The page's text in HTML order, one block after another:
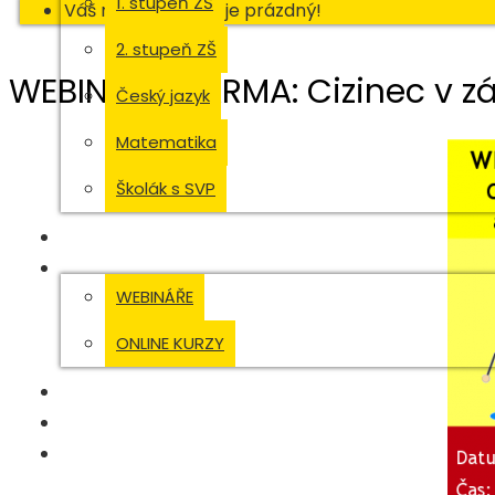
Váš nákupní košík je prázdný!
2. stupeň ZŠ
Český jazyk
Matematika
Školák s SVP
VZDĚLÁVÁNÍ DVPP
WEBINÁŘE
ONLINE KURZY
WEBINÁŘ ZDARMA: Cizinec